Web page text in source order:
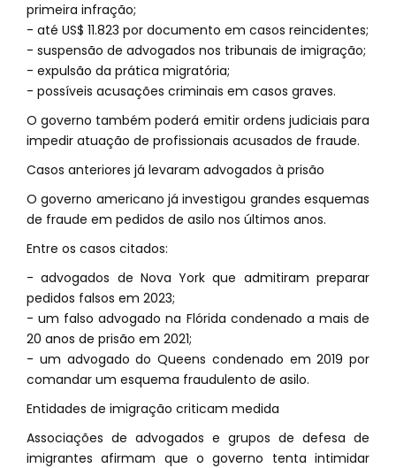
primeira infração;
- até US$ 11.823 por documento em casos reincidentes;
- suspensão de advogados nos tribunais de imigração;
- expulsão da prática migratória;
- possíveis acusações criminais em casos graves.
O governo também poderá emitir ordens judiciais para
impedir atuação de profissionais acusados de fraude.
Casos anteriores já levaram advogados à prisão
O governo americano já investigou grandes esquemas
de fraude em pedidos de asilo nos últimos anos.
Entre os casos citados:
- advogados de Nova York que admitiram preparar
pedidos falsos em 2023;
- um falso advogado na Flórida condenado a mais de
20 anos de prisão em 2021;
- um advogado do Queens condenado em 2019 por
comandar um esquema fraudulento de asilo.
Entidades de imigração criticam medida
Associações de advogados e grupos de defesa de
imigrantes afirmam que o governo tenta intimidar